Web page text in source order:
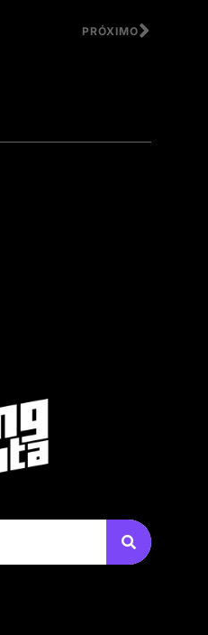
PRÓXIMO